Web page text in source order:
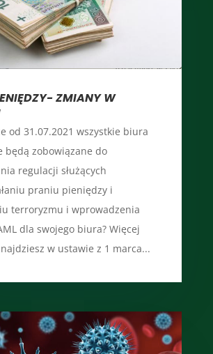
ZMIANY W
od 31.07.2021 wszystkie biura
będą zobowiązane do
regulacji służących
praniu pieniędzy i
terroryzmu i wprowadzenia
dla swojego biura? Więcej
w ustawie z 1 marca...